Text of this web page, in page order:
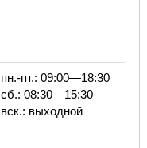
пн.-пт.: 09:00—18:30
сб.: 08:30—15:30
вск.: выходной